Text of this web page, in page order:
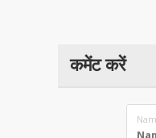
कमेंट करें